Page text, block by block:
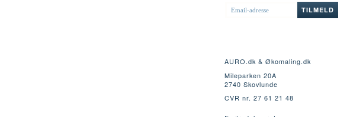
EMAIL-
ADRESSE
TILMELD
AURO.dk & Økomaling.dk
Mileparken 20A
2740 Skovlunde
CVR nr. 27 61 21 48